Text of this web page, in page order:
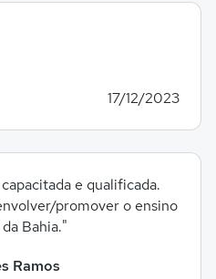
17/12/2023
Ramos
e qualificada.
promover o ensino
Bahia."